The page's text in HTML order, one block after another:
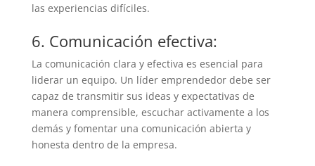
las experiencias difíciles.
6. Comunicación efectiva:
La comunicación clara y efectiva es esencial para
liderar un equipo. Un líder emprendedor debe ser
capaz de transmitir sus ideas y expectativas de
manera comprensible, escuchar activamente a los
demás y fomentar una comunicación abierta y
honesta dentro de la empresa.